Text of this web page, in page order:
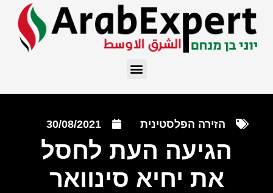
הזירה הפלסטינית 30/08/2021
הגיעה העת לחסל
את יחיא סינוואר